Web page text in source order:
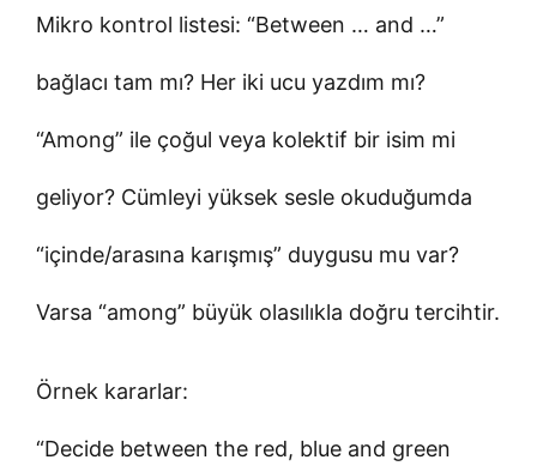
Mikro kontrol listesi: “Between … and …”
bağlacı tam mı? Her iki ucu yazdım mı?
“Among” ile çoğul veya kolektif bir isim mi
geliyor? Cümleyi yüksek sesle okuduğumda
“içinde/arasına karışmış” duygusu mu var?
Varsa “among” büyük olasılıkla doğru tercihtir.
Örnek kararlar:
“Decide between the red, blue and green